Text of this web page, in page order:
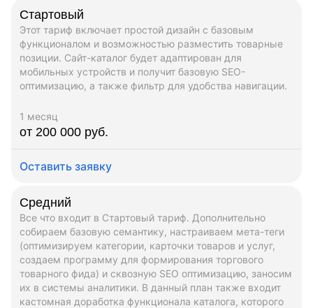
Стартовый
Этот тариф включает простой дизайн с базовым
функционалом и возможностью разместить товарные
позиции. Сайт-каталог будет адаптирован для
мобильных устройств и получит базовую SEO-
оптимизацию, а также фильтр для удобства навигации.
1 месяц
от 200 000 руб.
Оставить заявку
Средний
Все что входит в Стартовый тариф. Дополнительно
собираем базовую семантику, настраиваем мета-теги
(оптимизируем категории, карточки товаров и услуг,
создаем программу для формирования торгового
товарного фида) и сквозную SEO оптимизацию, заносим
их в системы аналитики. В данный план также входит
кастомная доработка функционала каталога, которого